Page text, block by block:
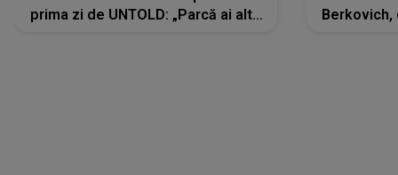
prima zi de UNTOLD: „Parcă ai altă
Berkovich,